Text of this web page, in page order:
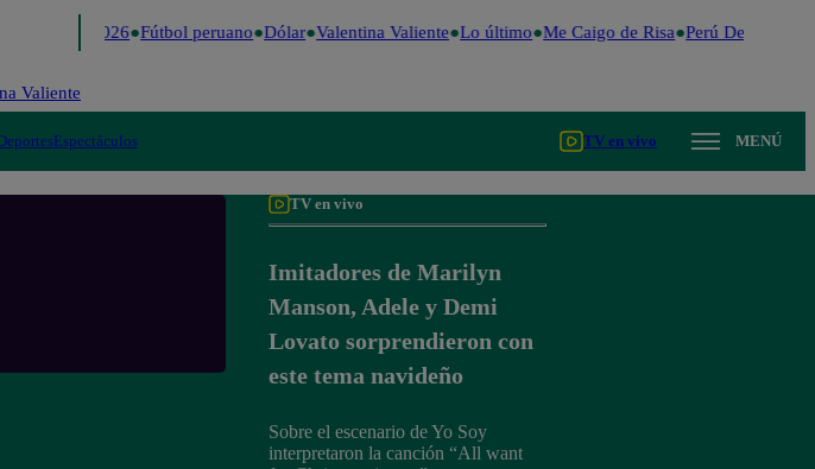
Decide 2026 Fútbol peruano Dólar Valentina Valiente Lo último Me Caigo de Risa Perú Decide 2026
Valiente
Espectáculos TV en vivo MENÚ
TV en vivo
Imitadores de Marilyn
Manson, Adele y Demi
Lovato sorprendieron con
este tema navideño
Sobre el escenario de Yo Soy
interpretaron la canción “All want